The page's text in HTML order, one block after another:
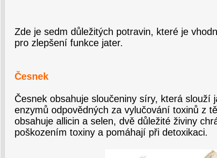
Zde je sedm důležitých potravin, které je
pro zlepšení funkce jater.
Česnek
Česnek obsahuje sloučeniny síry, která slouží
enzymů odpovědných za vylučování toxinů z
obsahuje allicin a selen, dvě důležité živiny
poškozením toxiny a pomáhají při detoxikaci.